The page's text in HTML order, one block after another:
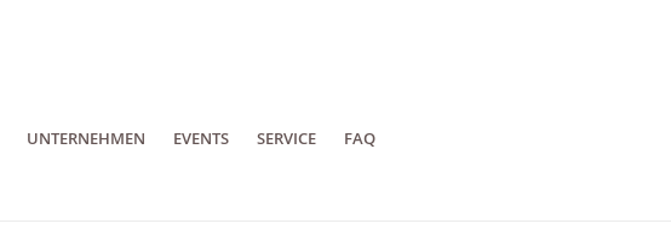
UNTERNEHMEN EVENTS SERVICE FAQ